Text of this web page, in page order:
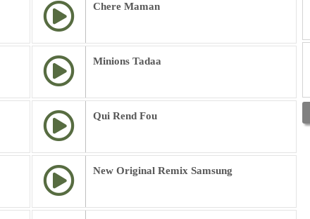
Chere Maman
Minions Tadaa
Qui Rend Fou
New Original Remix Samsung